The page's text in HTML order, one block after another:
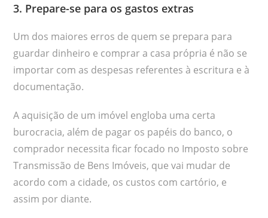
3. Prepare-se para os gastos extras
Um dos maiores erros de quem se prepara para
guardar dinheiro e comprar a casa própria é não se
importar com as despesas referentes à escritura e à
documentação.
A aquisição de um imóvel engloba uma certa
burocracia, além de pagar os papéis do banco, o
comprador necessita ficar focado no Imposto sobre
Transmissão de Bens Imóveis, que vai mudar de
acordo com a cidade, os custos com cartório, e
assim por diante.